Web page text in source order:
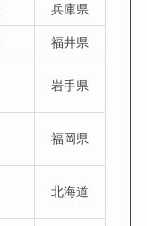
兵庫県
福井県
岩手県
福岡県
北海道